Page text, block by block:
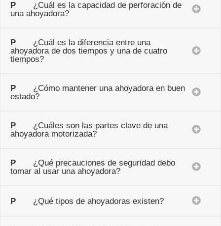
P ¿Cuál es la capacidad de perforación de
una ahoyadora?
P ¿Cuál es la diferencia entre una
ahoyadora de dos tiempos y una de cuatro
tiempos?
P ¿Cómo mantener una ahoyadora en buen
estado?
P ¿Cuáles son las partes clave de una
ahoyadora motorizada?
P ¿Qué precauciones de seguridad debo
tomar al usar una ahoyadora?
P ¿Qué tipos de ahoyadoras existen?